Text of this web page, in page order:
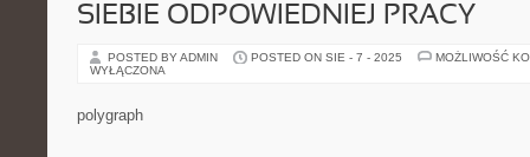
SIEBIE ODPOWIEDNIEJ PRACY
POSTED BY ADMIN POSTED ON SIE - 7 - 2025
MOŻLIWOŚĆ
WYŁĄCZONA
polygraph